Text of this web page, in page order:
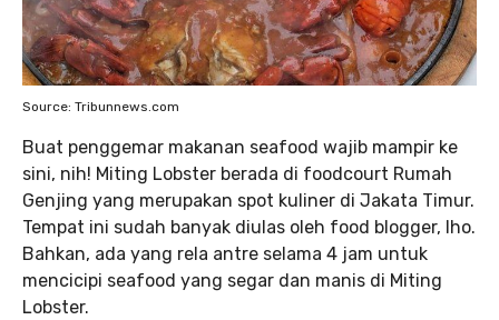
Source: Tribunnews.com
Buat penggemar makanan seafood wajib mampir ke
sini, nih! Miting Lobster berada di foodcourt Rumah
Genjing yang merupakan spot kuliner di Jakata Timur.
Tempat ini sudah banyak diulas oleh food blogger, lho.
Bahkan, ada yang rela antre selama 4 jam untuk
mencicipi seafood yang segar dan manis di Miting
Lobster.